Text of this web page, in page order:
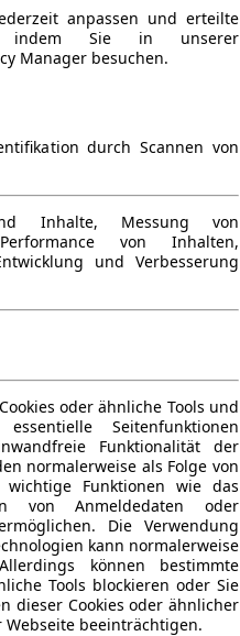
anpassen und erteilte
indem Sie in unserer
Manager besuchen.
durch Scannen von
Inhalte, Messung von
von Inhalten,
und Verbesserung
oder ähnliche Tools und
Seitenfunktionen
Funktionalität der
normalerweise als Folge von
Funktionen wie das
von Anmeldedaten oder
Die Verwendung
kann normalerweise
können bestimmte
Tools blockieren oder Sie
dieser Cookies oder ähnlicher
beeinträchtigen.